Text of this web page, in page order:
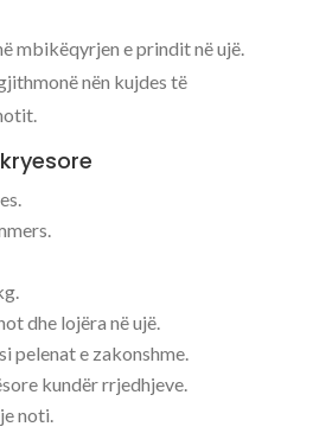
mbikëqyrjen e prindit në ujë.
nën kujdes të
dhe lojëra në ujë.
pelenat e zakonshme.
kundër rrjedhjeve.
noti.